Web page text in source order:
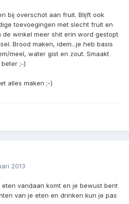
bij overschot aan fruit. Blijft ook
toevoegingen met slecht fruit en
de winkel meer shit erin word gestopt
Brood maken, idem...je heb basis
meel, water gist en zout. Smaakt
;-)
alles maken ;-)
2013
vandaan komt en je bewust bent
van je eten en drinken kun je pas